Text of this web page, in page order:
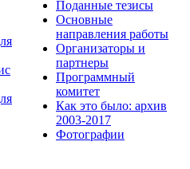
Поданные тезисы
Основные
направления работы
Организаторы и
партнеры
Программный
комитет
Как это было: архив
2003-2017
Фотографии